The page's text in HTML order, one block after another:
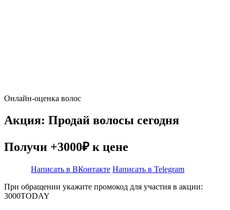
Онлайн-оценка волос
Акция: Продай волосы сегодня
Получи +3000₽ к цене
Написать в ВКонтакте Написать в Telegram
При обращении укажите промокод для участия в акции:
3000TODAY